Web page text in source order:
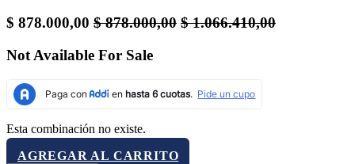
$ 878.000,00 $878.000,00 $1.066.410,00
Not Available For Sale
Esta combinación no existe.
AGREGAR AL CARRITO